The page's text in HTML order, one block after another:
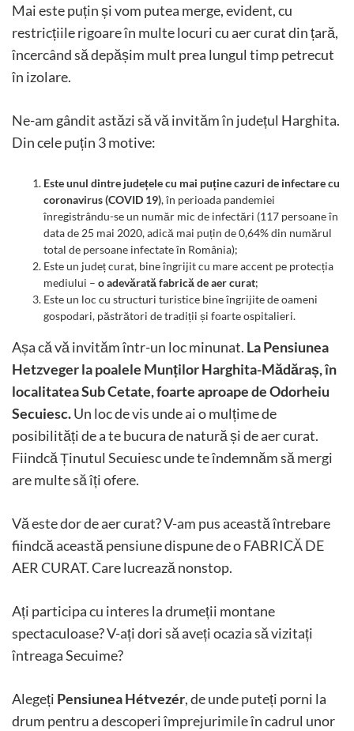
Mai este puțin și vom putea merge, evident, cu
restricțiile rigoare în multe locuri cu aer curat din țară,
încercând să depășim mult prea lungul timp petrecut
în izolare.
Ne-am gândit astăzi să vă invităm în județul Harghita.
Din cele puțin 3 motive:
Este unul dintre județele cu mai puține cazuri de infectare cu
coronavirus (COVID 19), în perioada pandemiei
înregistrându-se un număr mic de infectări (117 persoane în
data de 25 mai 2020, adică mai puțin de 0,64% din numărul
total de persoane infectate în România);
Este un județ curat, bine îngrijit cu mare accent pe protecția
mediului – o adevărată fabrică de aer curat;
Este un loc cu structuri turistice bine îngrijite de oameni
gospodari, păstrători de tradiții și foarte ospitalieri.
Așa că vă invităm într-un loc minunat. La Pensiunea
Hetzveger la poalele Munților Harghita-Mădăraș, în
localitatea Sub Cetate, foarte aproape de Odorheiu
Secuiesc.Un loc de vis unde ai o mulțime de
posibilități de a te bucura de natură și de aer curat.
Fiindcă Ținutul Secuiesc unde te îndemnăm să mergi
are multe să îți ofere.
Vă este dor de aer curat? V-am pus această întrebare
fiindcă această pensiune dispune de o FABRICĂ DE
AER CURAT. Care lucrează nonstop.
Ați participa cu interes la drumeții montane
spectaculoase? V-ați dori să aveți ocazia să vizitați
întreaga Secuime?
Alegeți Pensiunea Hétvezér, de unde puteți porni la
drum pentru a descoperi împrejurimile în cadrul unor